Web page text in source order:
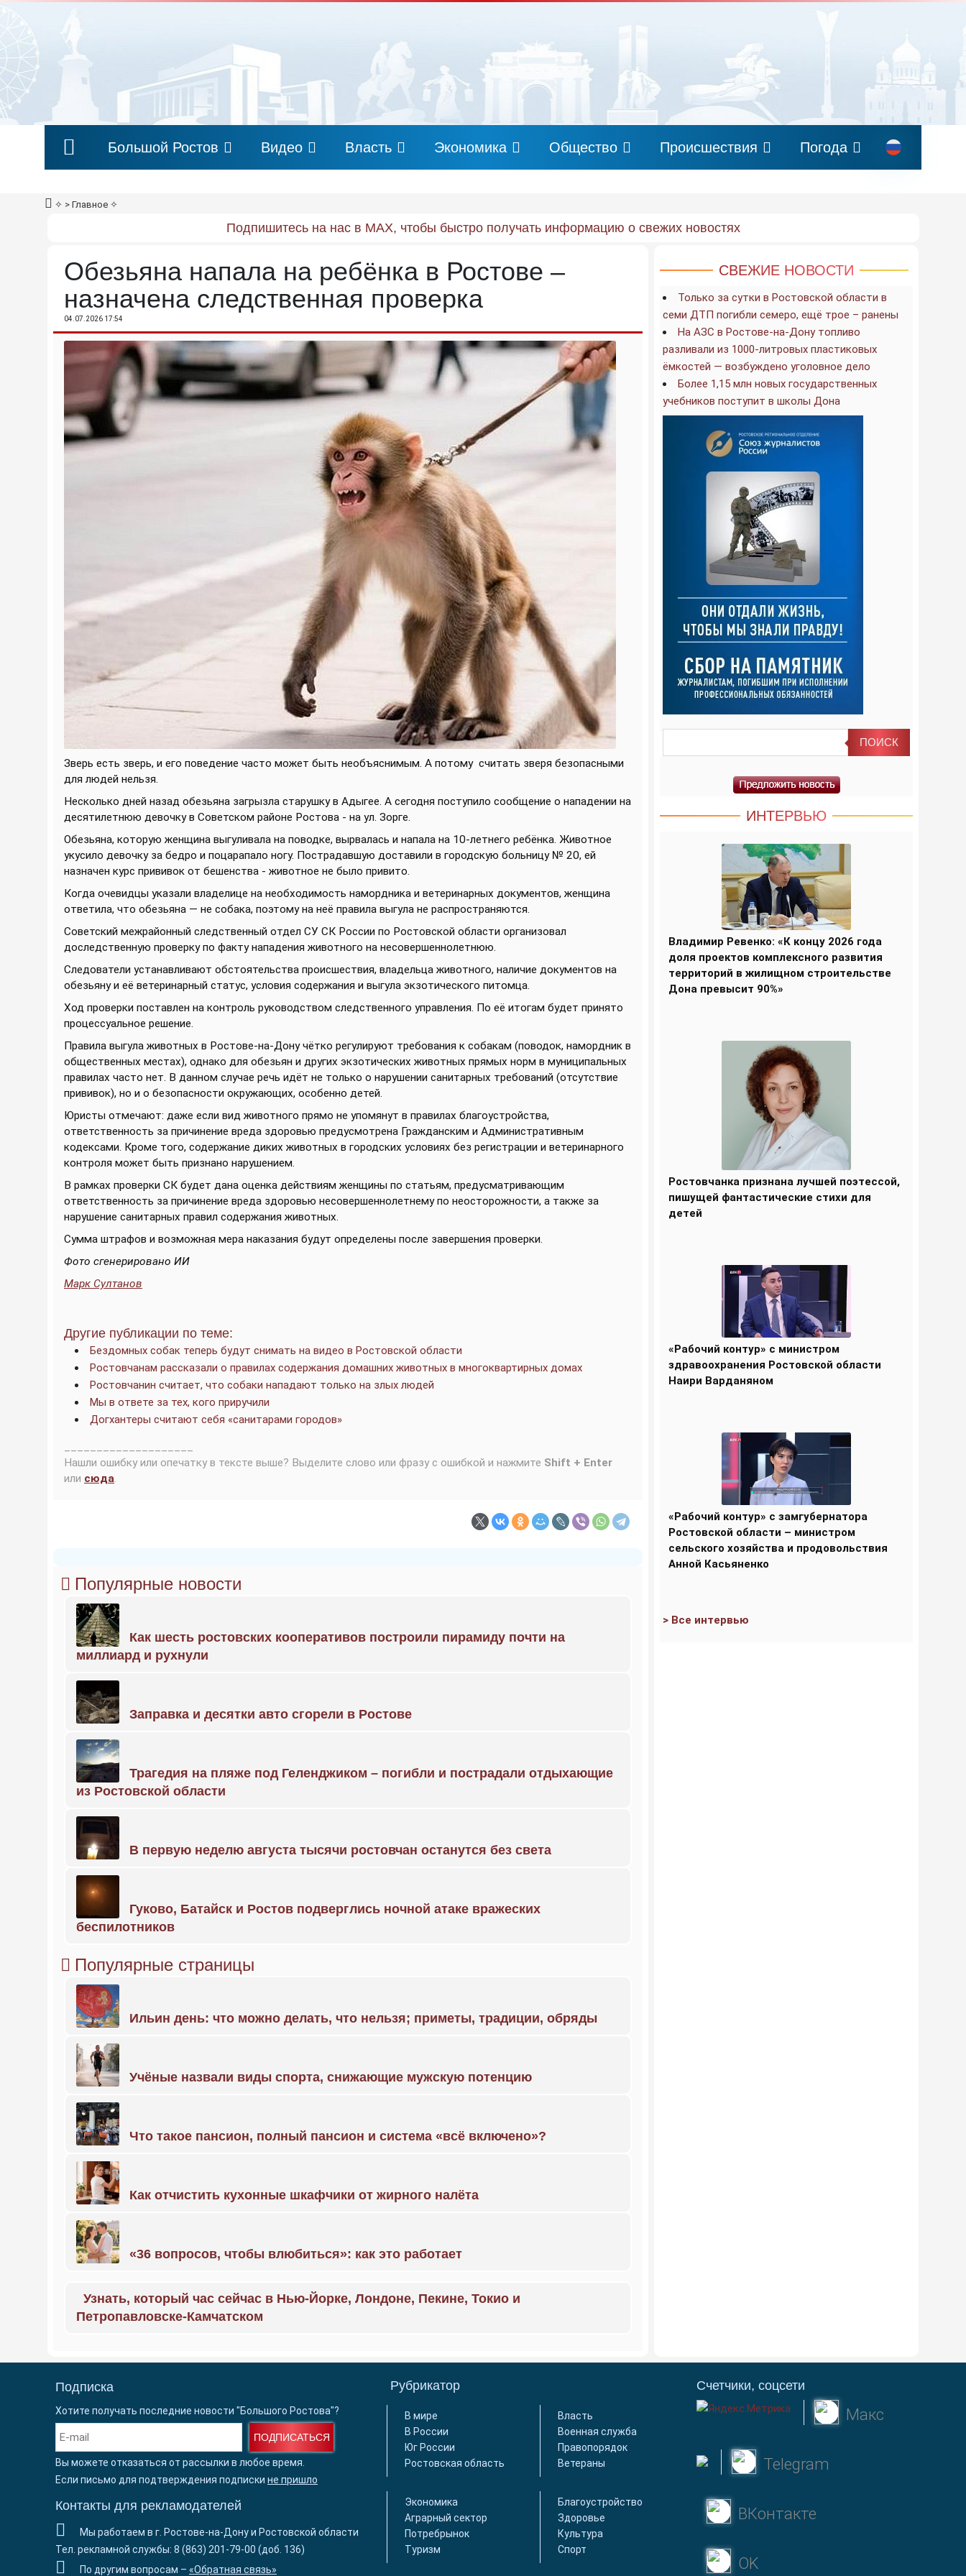
Большой Ростов Видео Власть Экономика Общество Происшествия Погода
✧ > Главное ✧
Подпишитесь на нас в MAX, чтобы быстро получать информацию о свежих новостях
Обезьяна напала на ребёнка в Ростове –
назначена следственная проверка
04.07.2026 17:54
Зверь есть зверь, и его поведение часто может быть необъяснимым. А потому считать зверя безопасными
для людей нельзя.
Несколько дней назад обезьяна загрызла старушку в Адыгее. А сегодня поступило сообщение о нападении на
десятилетнюю девочку в Советском районе Ростова - на ул. Зорге.
Обезьяна, которую женщина выгуливала на поводке, вырвалась и напала на 10-летнего ребёнка. Животное
укусило девочку за бедро и поцарапало ногу. Пострадавшую доставили в городскую больницу № 20, ей
назначен курс прививок от бешенства - животное не было привито.
Когда очевидцы указали владелице на необходимость намордника и ветеринарных документов, женщина
ответила, что обезьяна — не собака, поэтому на неё правила выгула не распространяются.
Советский межрайонный следственный отдел СУ СК России по Ростовской области организовал
доследственную проверку по факту нападения животного на несовершеннолетнюю.
Следователи устанавливают обстоятельства происшествия, владельца животного, наличие документов на
обезьяну и её ветеринарный статус, условия содержания и выгула экзотического питомца.
Ход проверки поставлен на контроль руководством следственного управления. По её итогам будет принято
процессуальное решение.
Правила выгула животных в Ростове-на-Дону чётко регулируют требования к собакам (поводок, намордник в
общественных местах), однако для обезьян и других экзотических животных прямых норм в муниципальных
правилах часто нет. В данном случае речь идёт не только о нарушении санитарных требований (отсутствие
прививок), но и о безопасности окружающих, особенно детей.
Юристы отмечают: даже если вид животного прямо не упомянут в правилах благоустройства,
ответственность за причинение вреда здоровью предусмотрена Гражданским и Административным
кодексами. Кроме того, содержание диких животных в городских условиях без регистрации и ветеринарного
контроля может быть признано нарушением.
В рамках проверки СК будет дана оценка действиям женщины по статьям, предусматривающим
ответственность за причинение вреда здоровью несовершеннолетнему по неосторожности, а также за
нарушение санитарных правил содержания животных.
Сумма штрафов и возможная мера наказания будут определены после завершения проверки.
Фото сгенерировано ИИ
Марк Султанов
Другие публикации по теме:
Бездомных собак теперь будут снимать на видео в Ростовской области
Ростовчанам рассказали о правилах содержания домашних животных в многоквартирных домах
Ростовчанин считает, что собаки нападают только на злых людей
Мы в ответе за тех, кого приручили
Догхантеры считают себя «санитарами городов»
Нашли ошибку или опечатку в тексте выше? Выделите слово или фразу с ошибкой и нажмите Shift + Enter
или сюда.
Популярные новости
Как шесть ростовских кооперативов построили пирамиду почти на
миллиард и рухнули
Заправка и десятки авто сгорели в Ростове
Трагедия на пляже под Геленджиком – погибли и пострадали отдыхающие
из Ростовской области
В первую неделю августа тысячи ростовчан останутся без света
Гуково, Батайск и Ростов подверглись ночной атаке вражеских
беспилотников
Популярные страницы
Ильин день: что можно делать, что нельзя; приметы, традиции, обряды
Учёные назвали виды спорта, снижающие мужскую потенцию
Что такое пансион, полный пансион и система «всё включено»?
Как отчистить кухонные шкафчики от жирного налёта
«36 вопросов, чтобы влюбиться»: как это работает
Узнать, который час сейчас в Нью-Йорке, Лондоне, Пекине, Токио и
Петропавловске-Камчатском
СВЕЖИЕ НОВОСТИ
Только за сутки в Ростовской области в
семи ДТП погибли семеро, ещё трое – ранены
На АЗС в Ростове-на-Дону топливо
разливали из 1000-литровых пластиковых
ёмкостей — возбуждено уголовное дело
Более 1,15 млн новых государственных
учебников поступит в школы Дона
ИНТЕРВЬЮ
Владимир Ревенко: «К концу 2026 года
доля проектов комплексного развития
территорий в жилищном строительстве
Дона превысит 90%»
Ростовчанка признана лучшей поэтессой,
пишущей фантастические стихи для
детей
«Рабочий контур» с министром
здравоохранения Ростовской области
Наири Варданяном
«Рабочий контур» с замгубернатора
Ростовской области – министром
сельского хозяйства и продовольствия
Анной Касьяненко
> Все интервью
Подписка
Хотите получать последние новости "Большого Ростова"?
ПОДПИСАТЬСЯ
Вы можете отказаться от рассылки в любое время.
Если письмо для подтверждения подписки не пришло
Контакты для рекламодателей
Мы работаем в г. Ростове-на-Дону и Ростовской области
Тел. рекламной службы: 8 (863) 201-79-00 (доб. 136)
По другим вопросам – «Обратная связь»
Рубрикатор
В мире
В России
Юг России
Ростовская область
Власть
Военная служба
Правопорядок
Ветераны
Экономика
Аграрный сектор
Потребрынок
Туризм
Благоустройство
Здоровье
Культура
Спорт
Счетчики, соцсети
Макс
Telegram
ВКонтакте
OK